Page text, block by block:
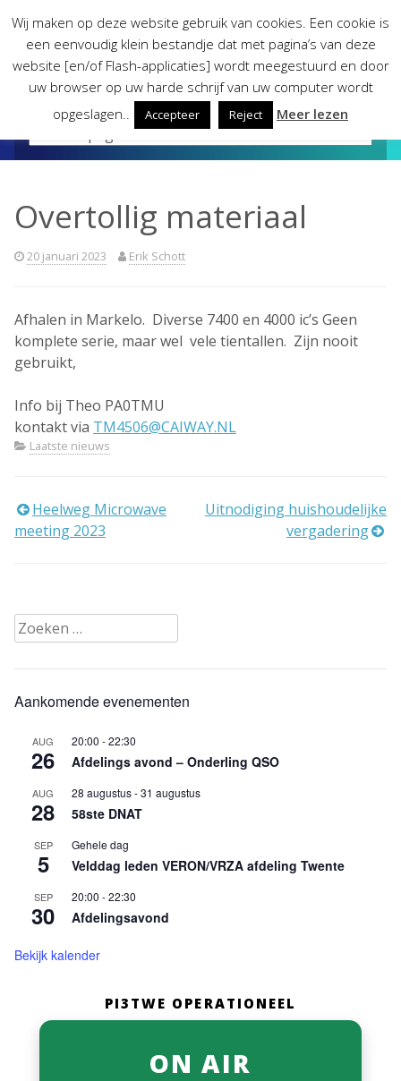
content
Overtollig materiaal
20 januari 2023 Erik Schott
Afhalen in Markelo. Diverse 7400 en 4000 ic’s Geen
komplete serie, maar wel vele tientallen. Zijn nooit
gebruikt,
Info bij Theo PA0TMU
kontakt via TM4506@CAIWAY.NL
Laatste nieuws
Bericht
Heelweg Microwave
meeting 2023
Uitnodiging huishoudelijke
vergadering
Zoeken
naar:
Aankomende evenementen
AUG
26
20:00 -22:30
Afdelings avond – Onderling QSO
AUG
28
28 augustus-31 augustus
58ste DNAT
SEP
5
Gehele dag
Velddag leden VERON/VRZA afdeling Twente
SEP
30
20:00 -22:30
Afdelingsavond
Bekijk kalender
PI3TWE OPERATIONEEL
ON AIR
Wij maken op deze website gebruik van cookies. Een cookie is
een eenvoudig klein bestandje dat met pagina’s van deze
website [en/of Flash-applicaties] wordt meegestuurd en door
uw browser op uw harde schrijf van uw computer wordt
opgeslagen..
Accepteer Reject Meer lezen